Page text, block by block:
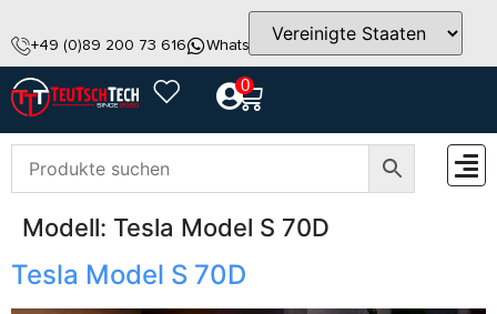
+49 (0)89 200 73 616 WhatsApp info@teutschtech.com
0
Modell: Tesla Model S 70D
Tesla Model S 70D